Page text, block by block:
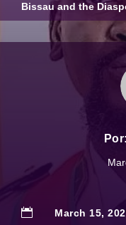
Bissau and the
Por:
 March 15,